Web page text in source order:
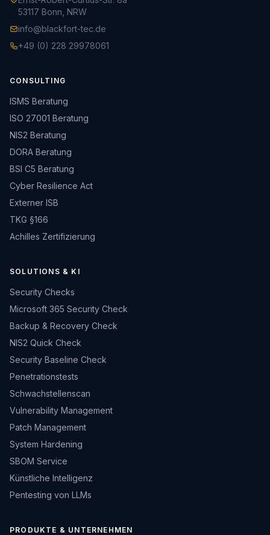
53117 Bonn, NRW
info@blackfort-tec.de
+49 (0) 228 29978061
CONSULTING
ISMS Beratung
ISO 27001 Beratung
NIS2 Beratung
DORA Beratung
BSI C5 Beratung
Cyber Resilience Act
Externer ISB
TKG §166
Achilles Zertifizierung
SOLUTIONS & KI
Security Checks
Microsoft 365 Security Check
Backup & Recovery Check
NIS2 Quick Check
Security Baseline Check
Penetrationstests
Schwachstellenscan
Vulnerability Management
Patch Management
System Hardening
SBOM Service
Künstliche Intelligenz
Pentesting von LLMs
PRODUKTE & UNTERNEHMEN